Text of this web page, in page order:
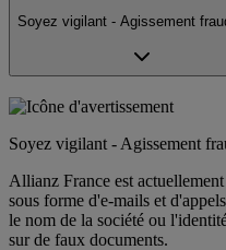
Soyez vigilant - Agissement
Soyez vigilant - Agissement
Allianz France est
sous forme d'e-mails et
le nom de la société ou
sur de faux documents.